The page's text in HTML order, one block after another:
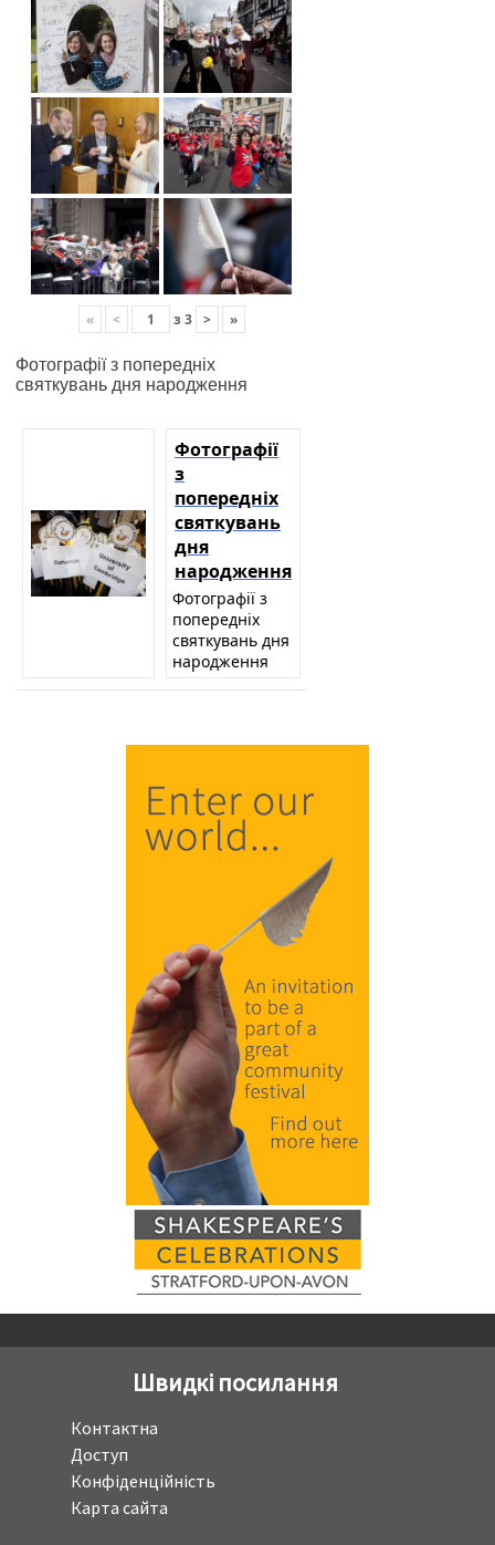
« < з 3 > »
Фотографії з попередніх
святкувань дня народження
Фотографії
з
попередніх
святкувань
дня
народження
Фотографії з
попередніх
святкувань дня
народження
Швидкі посилання
Контактна
Доступ
Конфіденційність
Карта сайта